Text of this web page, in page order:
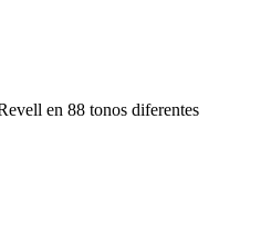
en 88 tonos diferentes